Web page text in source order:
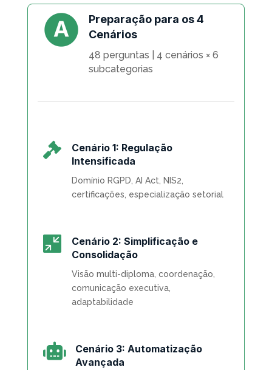
Preparação para os 4
Cenários
48 perguntas | 4 cenários × 6
subcategorias

Cenário 1: Regulação
Intensificada
Domínio RGPD, AI Act, NIS2,
certificações, especialização setorial

Cenário 2: Simplificação e
Consolidação
Visão multi-diploma, coordenação,
comunicação executiva,
adaptabilidade

Cenário 3: Automatização
Avançada